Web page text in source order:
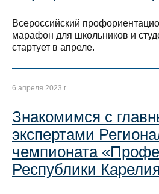
Всероссийский
марафон для школьников и
стартует в апреле.
6 апреля 2023 г.
Знакомимся с
экспертами
чемпионата
Республики